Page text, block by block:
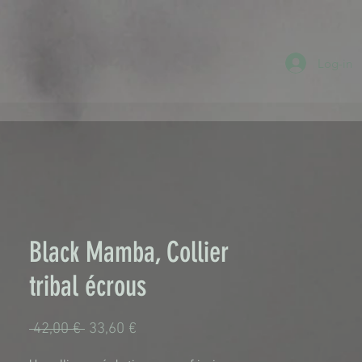
Black Mamba, Collier
tribal écrous
42,00 € Κανονική
33,60 €